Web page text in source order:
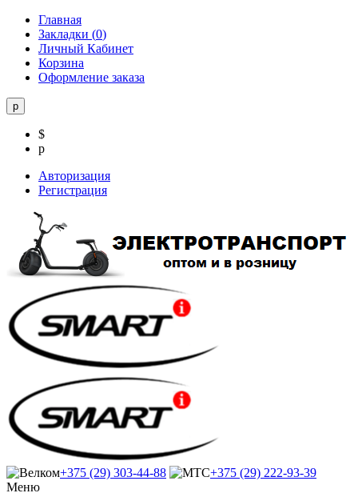
Главная
Закладки (0)
Личный Кабинет
Корзина
Оформление заказа
р
$
р
Авторизация
Регистрация
+375 (29) 303-44-88
+375 (29) 222-93-39
Меню